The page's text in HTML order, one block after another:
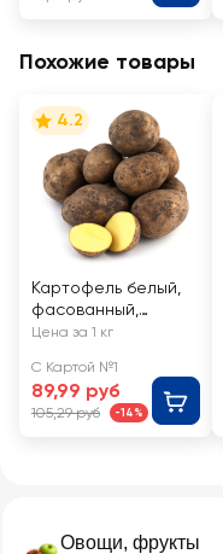
Овощи, фрукты
Похожие товары
4.2
Картофель белый,
фасованный,
весовой
Цена за 1 кг
С Картой №1
89,99 руб
105,29 руб -14%